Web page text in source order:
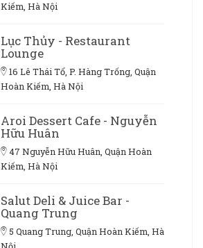
Kiếm, Hà Nội
Lục Thủy - Restaurant
Lounge
16 Lê Thái Tổ, P. Hàng Trống, Quận
Hoàn Kiếm, Hà Nội
Aroi Dessert Cafe - Nguyễn
Hữu Huân
47 Nguyễn Hữu Huân, Quận Hoàn
Kiếm, Hà Nội
Salut Deli & Juice Bar -
Quang Trung
5 Quang Trung, Quận Hoàn Kiếm, Hà